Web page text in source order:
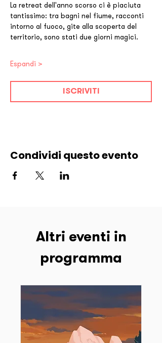
La retreat dell'anno scorso ci è piaciuta
tantissimo: tra bagni nel fiume, racconti
intorno al fuoco, gite alla scoperta del
territorio, sono stati due giorni magici.
Espandi >
ISCRIVITI
Condividi questo evento
Altri eventi in
programma